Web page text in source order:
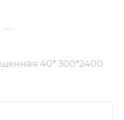
—
40* 300*2400